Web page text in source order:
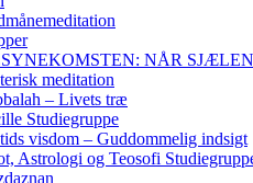
NÅR SJÆLEN
meditation
– Livets træ
Studiegruppe
visdom – Guddommelig indsigt
Astrologi og Teosofi